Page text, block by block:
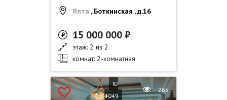
Ялта , Боткинская , д.16
15 000 000 ₽
этаж: 2 из 2
комнат: 2-комнатная
ID
4049
265